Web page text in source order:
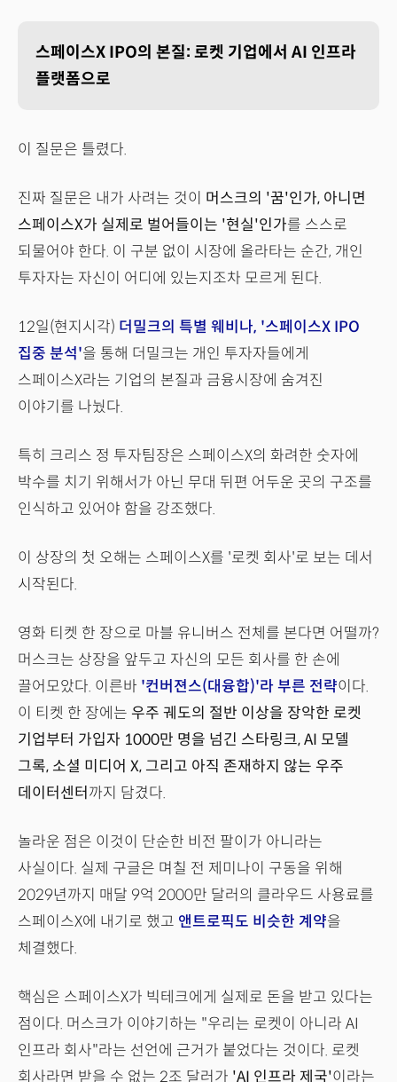
스페이스X IPO의 본질: 로켓 기업에서 AI 인프라
플랫폼으로
이 질문은 틀렸다.
진짜 질문은 내가 사려는 것이 머스크의 '꿈'인가, 아니면
스페이스X가 실제로 벌어들이는 '현실'인가를 스스로
되물어야 한다. 이 구분 없이 시장에 올라타는 순간, 개인
투자자는 자신이 어디에 있는지조차 모르게 된다.
12일(현지시각) 더밀크의 특별 웨비나, '스페이스X IPO
집중 분석'을 통해 더밀크는 개인 투자자들에게
스페이스X라는 기업의 본질과 금융시장에 숨겨진
이야기를 나눴다.
특히 크리스 정 투자팀장은 스페이스X의 화려한 숫자에
박수를 치기 위해서가 아닌 무대 뒤편 어두운 곳의 구조를
인식하고 있어야 함을 강조했다.
이 상장의 첫 오해는 스페이스X를 '로켓 회사'로 보는 데서
시작된다.
영화 티켓 한 장으로 마블 유니버스 전체를 본다면 어떨까?
머스크는 상장을 앞두고 자신의 모든 회사를 한 손에
끌어모았다. 이른바 '컨버젼스(대융합)'라 부른 전략이다.
이 티켓 한 장에는 우주 궤도의 절반 이상을 장악한 로켓
기업부터 가입자 1000만 명을 넘긴 스타링크, AI 모델
그록, 소셜 미디어 X, 그리고 아직 존재하지 않는 우주
데이터센터 까지 담겼다.
놀라운 점은 이것이 단순한 비전 팔이가 아니라는
사실이다. 실제 구글은 며칠 전 제미나이 구동을 위해
2029년까지 매달 9억 2000만 달러의 클라우드 사용료를
스페이스X에 내기로 했고 앤트로픽도 비슷한 계약을
체결했다.
핵심은 스페이스X가 빅테크에게 실제로 돈을 받고 있다는
점이다. 머스크가 이야기하는 "우리는 로켓이 아니라 AI
인프라 회사"라는 선언에 근거가 붙었다는 것이다. 로켓
회사라면 받을 수 없는 2조 달러가 'AI 인프라 제국'이라는